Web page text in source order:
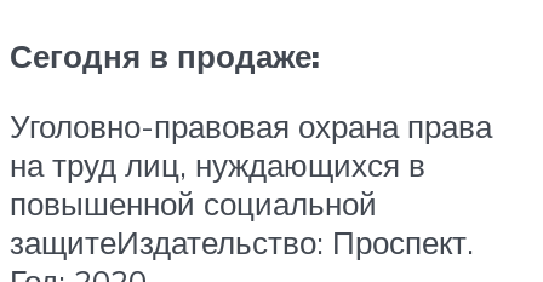
Сегодня в продаже:
Уголовно-правовая охрана права
на труд лиц, нуждающихся в
повышенной социальной
защитеИздательство: Проспект.